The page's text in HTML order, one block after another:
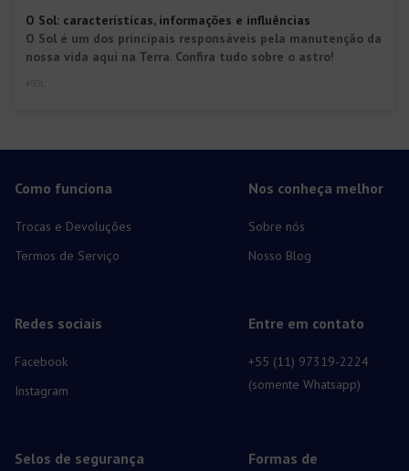
O Sol: características, informações e influências
O Sol é um dos principais responsáveis pela manutenção da
nossa vida aqui na Terra. Confira tudo sobre o astro!
Como funciona
Trocas e Devoluções
Termos de Serviço
Nos conheça melhor
Sobre nós
Nosso Blog
Redes sociais
Facebook
Instagram
Entre em contato
+55 (11) 97319-2224
(somente Whatsapp)
Selos de segurança
Formas de